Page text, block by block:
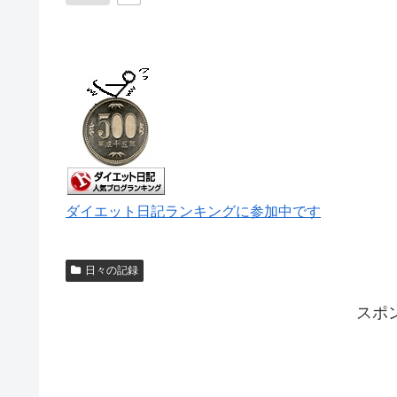
ダイエット日記ランキングに参加中です
日々の記録
スポ